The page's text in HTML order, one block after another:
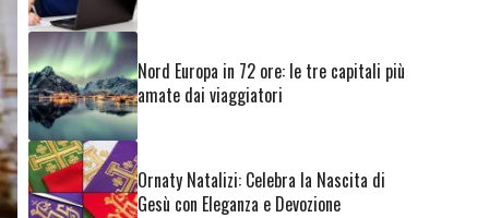
Nord Europa in 72 ore: le tre capitali più
amate dai viaggiatori
Ornaty Natalizi: Celebra la Nascita di
Gesù con Eleganza e Devozione